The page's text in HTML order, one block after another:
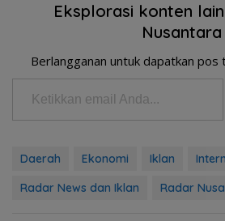
Eksplorasi konten
Nusantara
Berlangganan untuk dapatkan
Ketikkan email Anda...
Daerah Ekonomi Iklan
Radar News dan Iklan
Radar